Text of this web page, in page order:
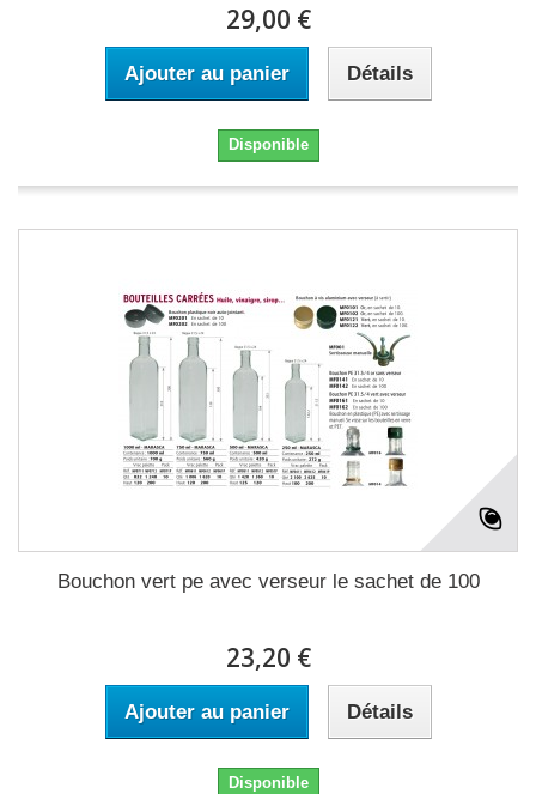
29,00 €
Ajouter au panier Détails
Disponible
Bouchon vert pe avec verseur le sachet de 100
23,20 €
Ajouter au panier Détails
Disponible